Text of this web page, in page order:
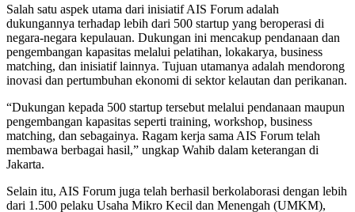
Salah satu aspek utama dari inisiatif AIS Forum adalah
dukungannya terhadap lebih dari 500 startup yang beroperasi di
negara-negara kepulauan. Dukungan ini mencakup pendanaan dan
pengembangan kapasitas melalui pelatihan, lokakarya, business
matching, dan inisiatif lainnya. Tujuan utamanya adalah mendorong
inovasi dan pertumbuhan ekonomi di sektor kelautan dan perikanan.
“Dukungan kepada 500 startup tersebut melalui pendanaan maupun
pengembangan kapasitas seperti training, workshop, business
matching, dan sebagainya. Ragam kerja sama AIS Forum telah
membawa berbagai hasil,” ungkap Wahib dalam keterangan di
Jakarta.
Selain itu, AIS Forum juga telah berhasil berkolaborasi dengan lebih
dari 1.500 pelaku Usaha Mikro Kecil dan Menengah (UMKM),